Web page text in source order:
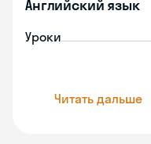
Английский язык
Уроки
Читать дальше